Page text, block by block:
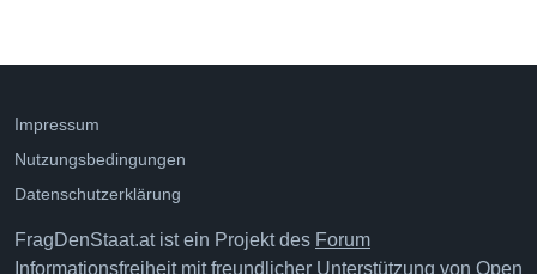
Impressum
Nutzungsbedingungen
Datenschutzerklärung
FragDenStaat.at ist ein Projekt des Forum
Informationsfreiheitmit freundlicher Unterstützung von Open